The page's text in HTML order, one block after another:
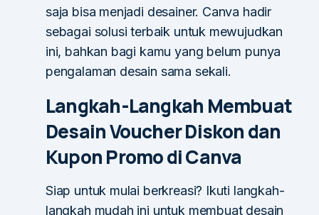
saja bisa menjadi desainer. Canva hadir
sebagai solusi terbaik untuk mewujudkan
ini, bahkan bagi kamu yang belum punya
pengalaman desain sama sekali.
Langkah-Langkah Membuat
Desain Voucher Diskon dan
Kupon Promo di Canva
Siap untuk mulai berkreasi? Ikuti langkah-
langkah mudah ini untuk membuat desain